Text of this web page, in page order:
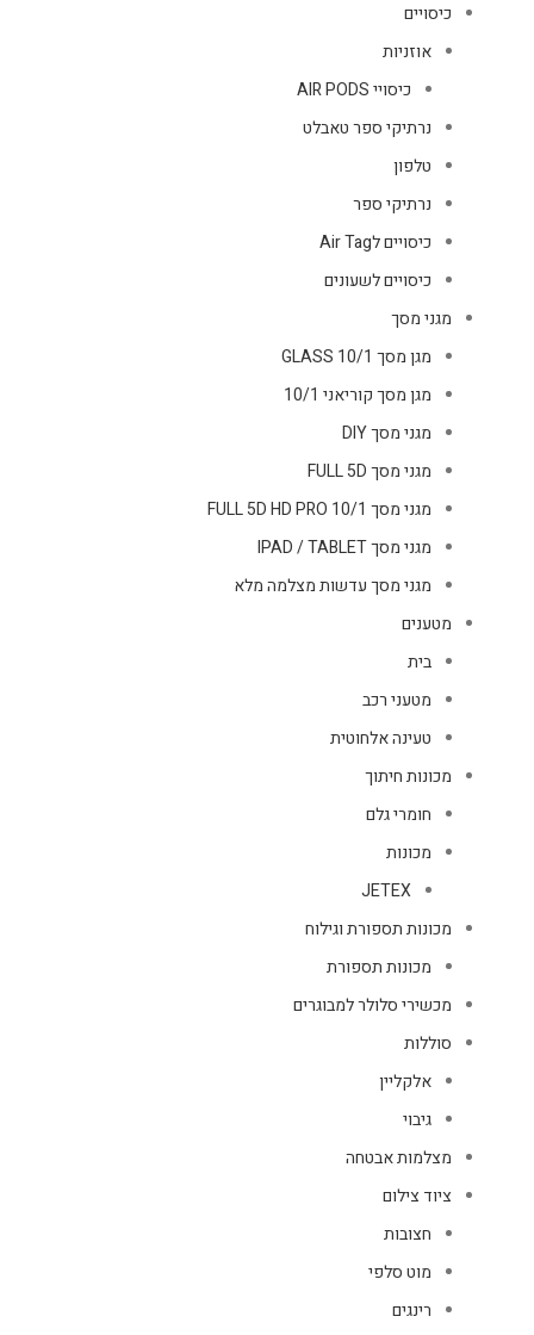
כיסויים
אוזניות
כיסויי AIR PODS
נרתיקי ספר טאבלט
טלפון
נרתיקי ספר
כיסויים לAir Tag
כיסויים לשעונים
מגני מסך
מגן מסך GLASS 10/1
מגן מסך קוריאני 10/1
מגני מסך DIY
מגני מסך FULL 5D
מגני מסך FULL 5D HD PRO 10/1
מגני מסך IPAD / TABLET
מגני מסך עדשות מצלמה מלא
מטענים
בית
מטעני רכב
טעינה אלחוטית
מכונות חיתוך
חומרי גלם
מכונות
JETEX
מכונות תספורת וגילוח
מכונות תספורת
מכשירי סלולר למבוגרים
סוללות
אלקליין
גיבוי
מצלמות אבטחה
ציוד צילום
חצובות
מוט סלפי
רינגים